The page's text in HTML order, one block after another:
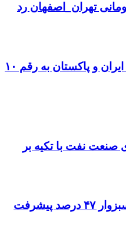
میلیون تومانی تهران_اصفهان رد
افزایش حجم تجارت بین ایران و پاکستان به رقم ۱۰
نفت با تکیه بر
بازوند: ایستگاه راه‌آهن سبزوار ۴۷ درصد پیشرفت